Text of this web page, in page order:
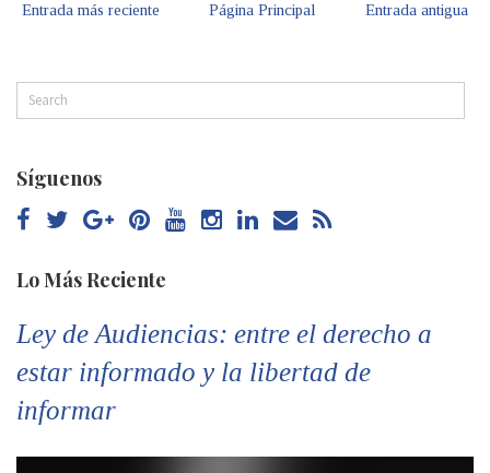
Entrada más reciente Entrada antigua
Página Principal
Síguenos
Lo Más Reciente
Ley de Audiencias: entre el derecho a
estar informado y la libertad de
informar